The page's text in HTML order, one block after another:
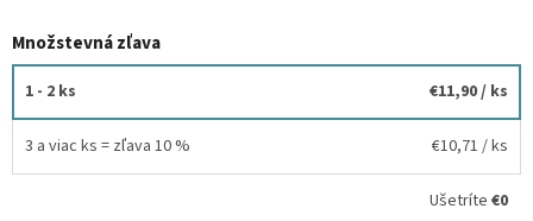
Množstevná zľava
1 - 2 ks €11,90/ ks
3 a viac ks = zľava 10 % €10,71 / ks
Ušetríte €0